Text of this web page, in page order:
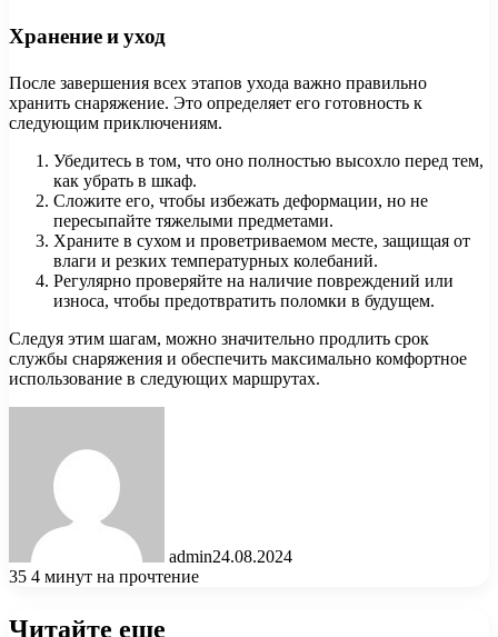
Хранение и уход
После завершения всех этапов ухода важно правильно
хранить снаряжение. Это определяет его готовность к
следующим приключениям.
Убедитесь в том, что оно полностью высохло перед тем,
как убрать в шкаф.
Сложите его, чтобы избежать деформации, но не
пересыпайте тяжелыми предметами.
Храните в сухом и проветриваемом месте, защищая от
влаги и резких температурных колебаний.
Регулярно проверяйте на наличие повреждений или
износа, чтобы предотвратить поломки в будущем.
Следуя этим шагам, можно значительно продлить срок
службы снаряжения и обеспечить максимально комфортное
использование в следующих маршрутах.
admin24.08.2024
35 4 минут на прочтение
Читайте еще